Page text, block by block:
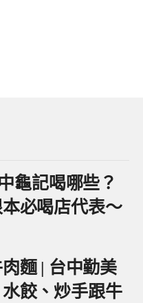
龜記喝哪些？
必喝店代表～
麵 | 台中勤美
餃、炒手跟牛